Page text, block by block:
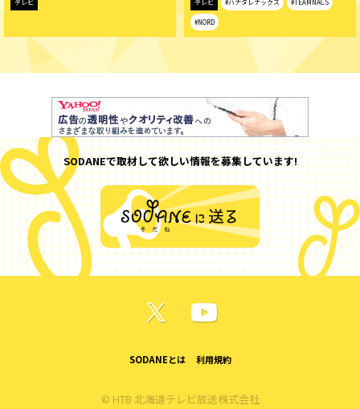
テレビ テレビ #ハナタレナックス #TEAMNACS
#NORD
SODANEで取材して欲しい情報を募集しています!
SODANEとは 利用規約
© HTB 北海道テレビ放送株式会社